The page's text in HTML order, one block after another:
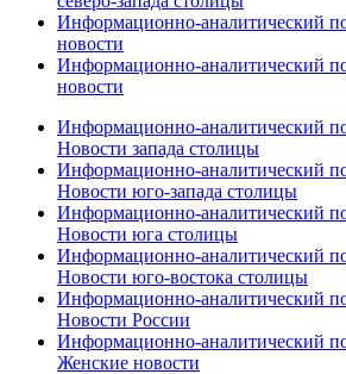
Информационно-аналитический
новости
Информационно-аналитический
новости
Информационно-аналитический
Новости запада столицы
Информационно-аналитический
Новости юго-запада столицы
Информационно-аналитический
Новости юга столицы
Информационно-аналитический
Новости юго-востока столицы
Информационно-аналитический
Новости России
Информационно-аналитический
Женские новости